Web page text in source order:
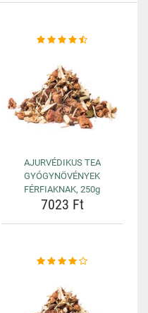
AJURVÉDIKUS TEA
GYÓGYNÖVÉNYEK
FÉRFIAKNAK, 250g
7023 Ft